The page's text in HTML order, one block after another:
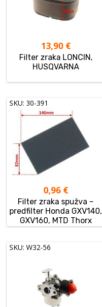
13,90 €
Filter zraka LONCIN,
HUSQVARNA
SKU: 30-391
0,96 €
Filter zraka spužva –
predfilter Honda GXV140,
GXV160, MTD Thorx
SKU: W32-56